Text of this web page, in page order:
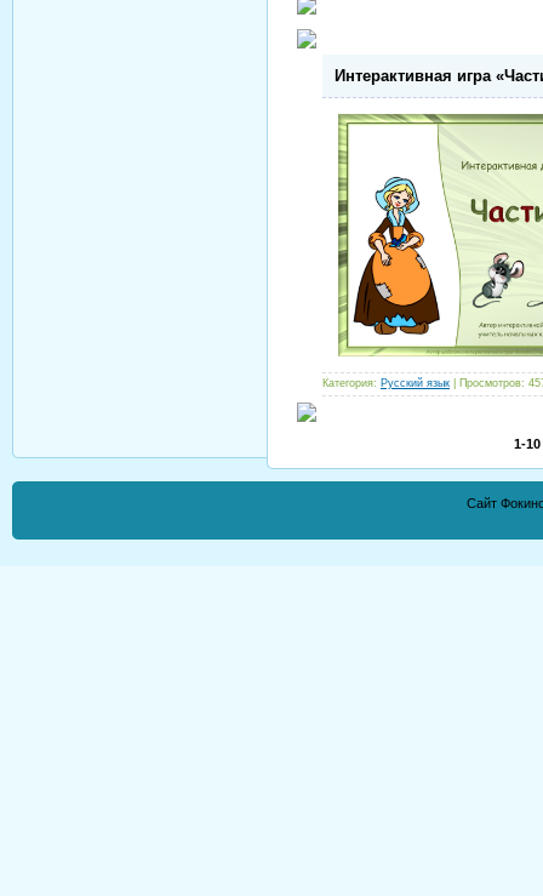
Интерактивная игра
Категория: Русский язык | Просмотров:
1-10
Сайт